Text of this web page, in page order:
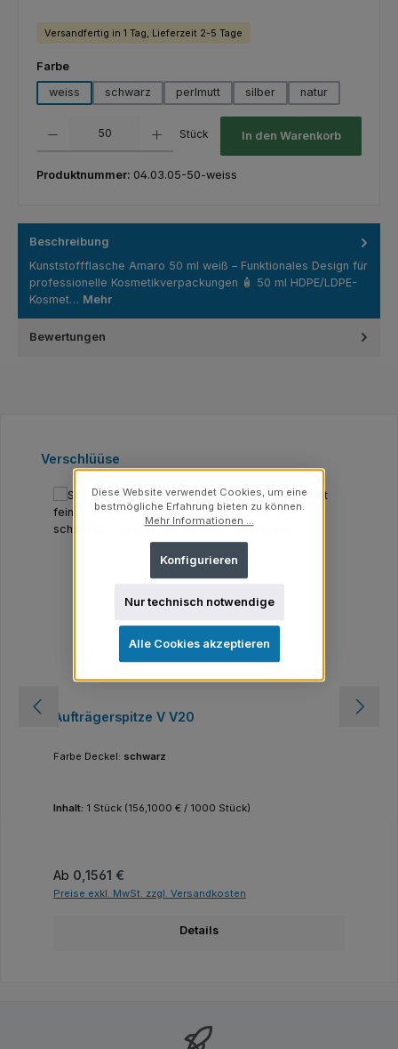
Versandfertig in 1 Tag, Lieferzeit 2-5 Tage
Farbeauswählen
weiss
schwarz perlmutt silber natur
Stück In den Warenkorb
Produktnummer: 04.03.05-50-weiss
Beschreibung
Kunststoffflasche Amaro 50 ml weiß – Funktionales Design für
professionelle Kosmetikverpackungen 🧴 50 ml HDPE/LDPE-
Kosmet… Mehr
Bewertungen
Produktgalerie überspringen
Verschlüüse
Aufträgerspitze V V20
Farbe Deckel: schwarz
Inhalt: 1 Stück (156,1000 € / 1000 Stück)
Regulärer Preis:
Ab 0,1561 €
Preise exkl. MwSt. zzgl. Versandkosten
Details
Diese Website verwendet Cookies, um eine
bestmögliche Erfahrung bieten zu können.
Mehr Informationen ...
Nur technisch notwendige
Konfigurieren
Alle Cookies akzeptieren